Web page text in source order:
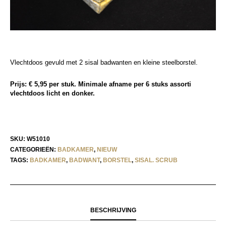
Vlechtdoos gevuld met 2 sisal badwanten en kleine steelborstel.
Prijs: € 5,95 per stuk. Minimale afname per 6 stuks assorti
vlechtdoos licht en donker.
SKU: W51010
CATEGORIEËN: BADKAMER, NIEUW
TAGS: BADKAMER, BADWANT, BORSTEL, SISAL. SCRUB
BESCHRIJVING